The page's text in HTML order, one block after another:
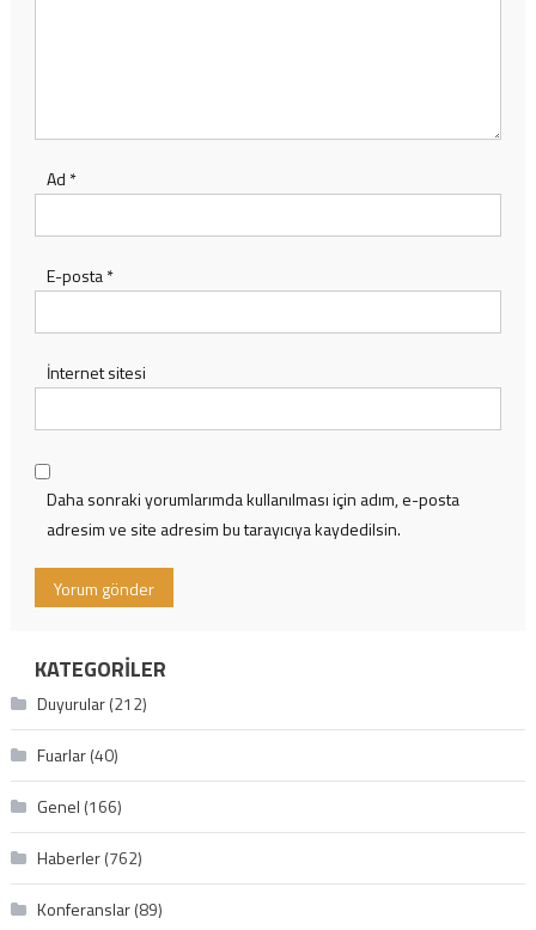
Ad *
E-posta*
İnternet sitesi
Daha sonraki yorumlarımda kullanılması için adım, e-posta
adresim ve site adresim bu tarayıcıya kaydedilsin.
KATEGORILER
Duyurular(212)
Fuarlar(40)
Genel (166)
Haberler(762)
Konferanslar(89)